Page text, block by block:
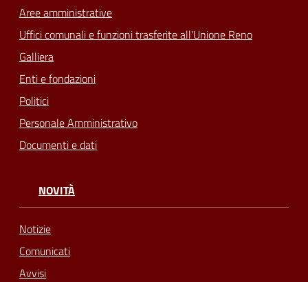
Aree amministrative
Uffici comunali e funzioni trasferite all'Unione Reno
Galliera
Enti e fondazioni
Politici
Personale Amministrativo
Documenti e dati
NOVITÀ
Notizie
Comunicati
Avvisi